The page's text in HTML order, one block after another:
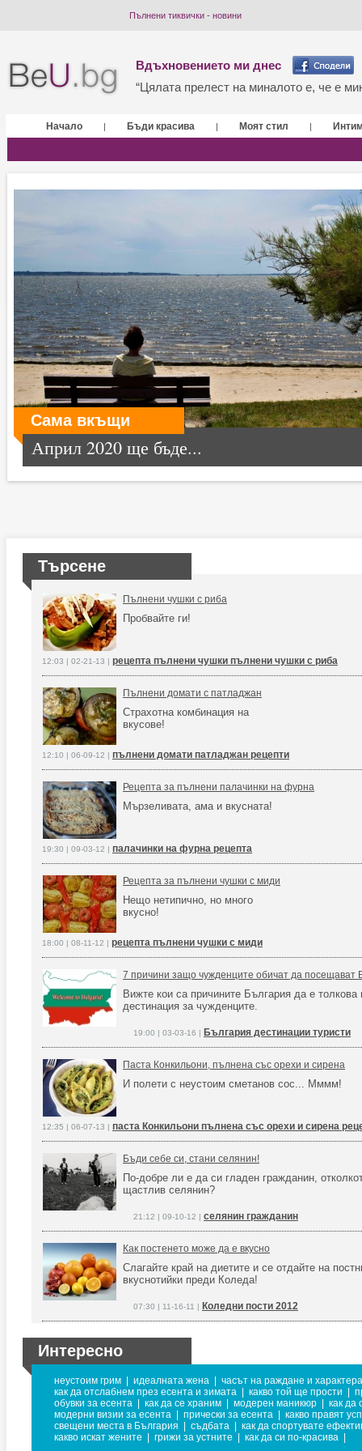
Пълнени тиквички - новини
Вдъхновението ми днес
“Цялата прелест на миналото е, че е
Начало | Бъди красива | Моят стил |
Сама вкъщи
Април 2020 ще бъде...
Търсене
Пълнени чушки с риба
Пробвайте ги!
12:03 | 02-21-13 | рецепта пълнени чушки пълнени чушки с риба
Пълнени домати с патладжан
Страхотна комбинация на
вкусове!
12:10 | 06-09-12 | пълнени домати патладжан рецепти
Рецепта за пълнени палачинки на фурна
Мързеливата, ама и вкусната!
19:30 | 09-03-12 | палачинки на фурна рецепта
Рецепта за пълнени чушки с миди
Нещо нетипично, но много
вкусно!
18:00 | 08-11-12 | рецепта пълнени чушки с миди
7 причини защо чужденците обичат да посещават
Вижте кои са причините България да е
дестинация за чужденците.
19:00 | 03-03-16 | България дестинации туристи
Паста Конкильони, пълнена със орехи и сирена
И полети с неустоим сметанов сос... Мммм!
12:35 | 06-07-13 | паста Конкильони пълнена със орехи и сирена
Бъди себе си, стани селянин!
По-добре ли е да си гладен гражданин,
щастлив селянин?
21:12 | 09-10-12 | селянин гражданин
Как постенето може да е вкусно
Слагайте край на диетите и се отдайте на
вкуснотийки преди Коледа!
07:30 | 11-16-11 | Коледни пости 2012
Интересно
неустоим грим идеалната жена
часът на раждане и характера
как да отслабнем през есента и зимата
какво той ще прости
обувки за есента
как да се храним модерен маникюр
как да
модерни визии за есента
прически за есента
какво правят
свещени места в България
съдбата
как да спортувате
какво искат жените
грижи за устните как да си по-красива